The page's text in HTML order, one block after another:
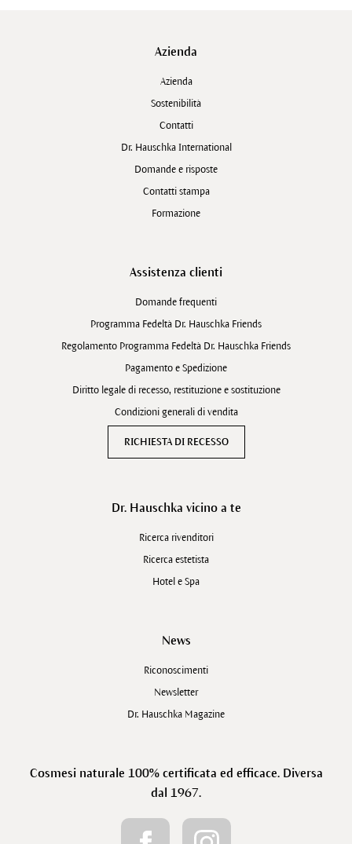
Azienda
Azienda
Sostenibilità
Contatti
Dr. Hauschka International
Domande e risposte
Contatti stampa
Formazione
Assistenza clienti
Domande frequenti
Programma Fedeltà Dr. Hauschka Friends
Regolamento Programma Fedeltà Dr. Hauschka Friends
Pagamento e Spedizione
Diritto legale di recesso, restituzione e sostituzione
Condizioni generali di vendita
RICHIESTA DI RECESSO
Dr. Hauschka vicino a te
Ricerca rivenditori
Ricerca estetista
Hotel e Spa
News
Riconoscimenti
Newsletter
Dr. Hauschka Magazine
Cosmesi naturale 100% certificata ed efficace. Diversa
dal 1967.